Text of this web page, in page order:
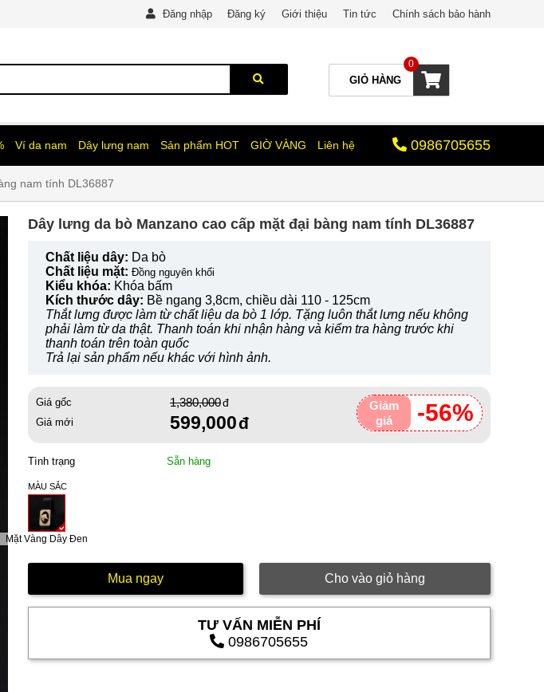
Đăng nhập Đăng ký Giới thiệu Tin tức Chính sách bảo hành
GIỎ HÀNG
0
0986705655
Ví da nam Dây lưng nam Sản phẩm HOT GIỜ VÀNG Liên hệ
nam tính DL36887
Dây lưng da bò Manzano cao cấp mặt đại bàng nam tính DL36887
Chất liệu dây: Da bò
Chất liệu mặt: Đồng nguyên khối
Kiểu khóa: Khóa bấm
Kích thước dây: Bề ngang 3,8cm, chiều dài 110 - 125cm
Thắt lưng được làm từ chất liệu da bò 1 lớp. Tặng luôn thắt lưng nếu không
phải làm từ da thật. Thanh toán khi nhận hàng và kiểm tra hàng trước khi
thanh toán trên toàn quốc
Trả lại sản phẩm nếu khác với hình ảnh.
Giảm
giá
-56%
Giá gốc 1,380,000
Giá mới 599,000
Tình trạng Sẵn hàng
MÀU SẮC
Mặt Vàng Dây Đen
Mua ngay Cho vào giỏ hàng
TƯ VẤN MIỄN PHÍ
0986705655